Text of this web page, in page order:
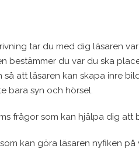
tar du med dig läsaren
bestämmer du var du ska
så att läsaren kan skapa inre
bara syn och hörsel.
frågor som kan hjälpa dig att
kan göra läsaren nyfiken på